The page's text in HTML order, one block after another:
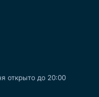
открыто до 20:00